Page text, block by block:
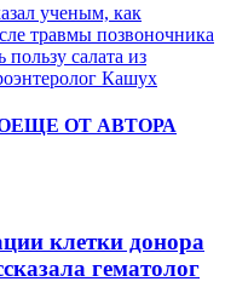
ученым, как
травмы позвоночника
пользу салата из
Кашух
ЕЩЕ ОТ АВТОРА
клетки донора
гематолог